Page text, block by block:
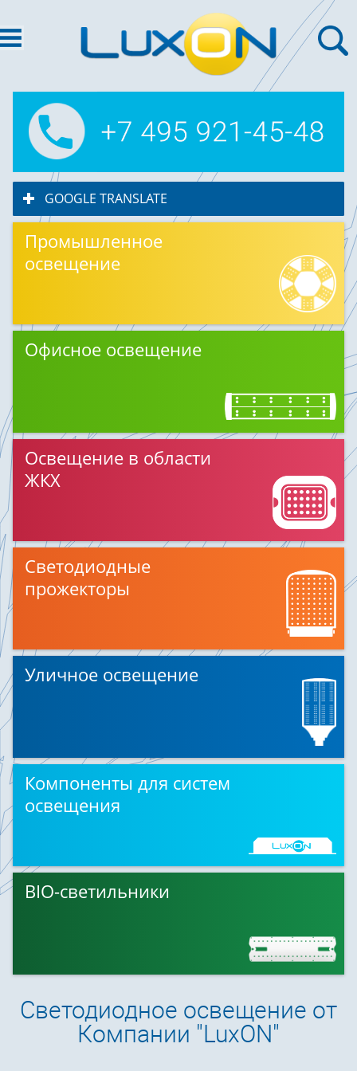
GOOGLE TRANSLATE
Промышленное
освещение
Офисное освещение
Освещение в области
ЖКХ
Светодиодные
прожекторы
Уличное освещение
Компоненты для систем
освещения
BIO-светильники
Светодиодное освещение от
Компании "LuxON"